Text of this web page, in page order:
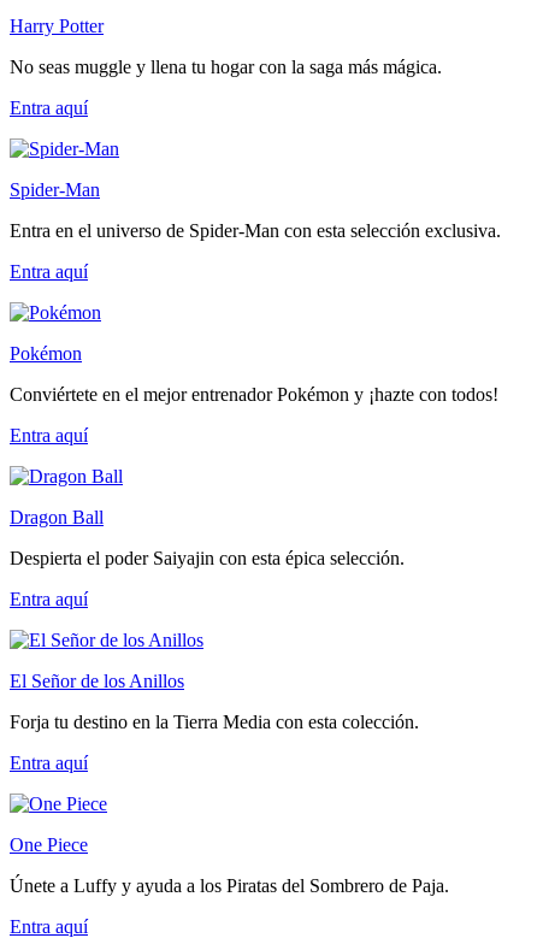
Harry Potter
No seas muggle y llena tu hogar con la saga más mágica.
Entra aquí
Spider-Man
Entra en el universo de Spider-Man con esta selección exclusiva.
Entra aquí
Pokémon
Conviértete en el mejor entrenador Pokémon y ¡hazte con todos!
Entra aquí
Dragon Ball
Despierta el poder Saiyajin con esta épica selección.
Entra aquí
El Señor de los Anillos
Forja tu destino en la Tierra Media con esta colección.
Entra aquí
One Piece
Únete a Luffy y ayuda a los Piratas del Sombrero de Paja.
Entra aquí